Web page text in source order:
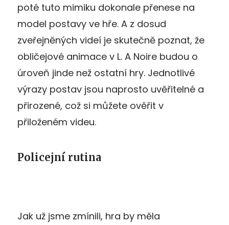
poté tuto mimiku dokonale přenese na
model postavy ve hře. A z dosud
zveřejněných videí je skutečně poznat, že
obličejové animace v L. A Noire budou o
úroveň jinde než ostatní hry. Jednotlivé
výrazy postav jsou naprosto uvěřitelné a
přirozené, což si můžete ověřit v
přiloženém videu.
Policejní rutina
Jak už jsme zmínili, hra by měla